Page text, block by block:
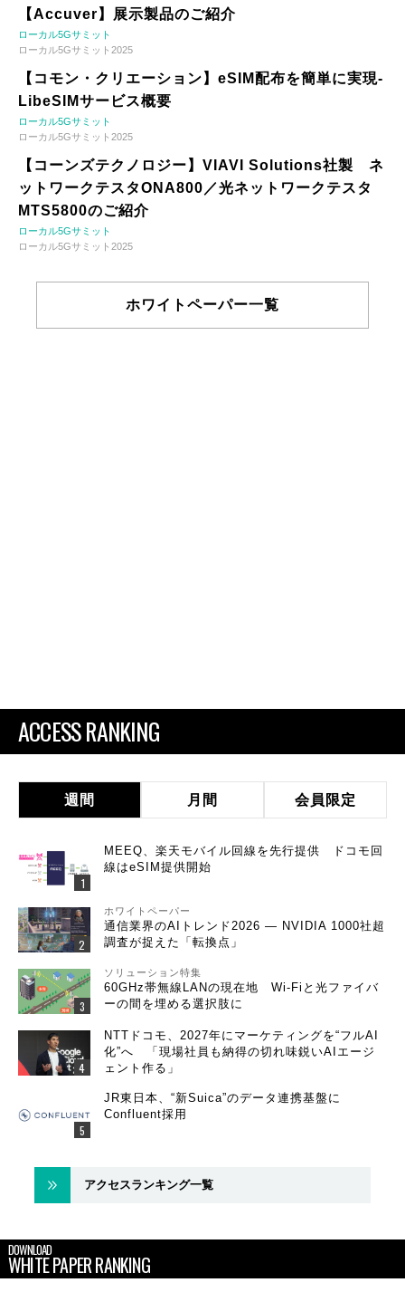
【Accuver】展示製品のご紹介
ローカル5Gサミット
ローカル5Gサミット2025
【コモン・クリエーション】eSIM配布を簡単に実現-
LibeSIMサービス概要
ローカル5Gサミット
ローカル5Gサミット2025
【コーンズテクノロジー】VIAVI Solutions社製 ネ
ットワークテスタONA800／光ネットワークテスタ
MTS5800のご紹介
ローカル5Gサミット
ローカル5Gサミット2025
ホワイトペーパー一覧
ACCESS RANKING
週間 月間 会員限定
MEEQ、楽天モバイル回線を先行提供 ドコモ回
線はeSIM提供開始
ホワイトペーパー
通信業界のAIトレンド2026 ― NVIDIA 1000社超
調査が捉えた「転換点」
ソリューション特集
60GHz帯無線LANの現在地 Wi-Fiと光ファイバ
ーの間を埋める選択肢に
NTTドコモ、2027年にマーケティングを“フルAI
化”へ 「現場社員も納得の切れ味鋭いAIエージ
ェント作る」
JR東日本、“新Suica”のデータ連携基盤に
Confluent採用
アクセスランキング一覧
DOWNLOAD
WHITE PAPER RANKING